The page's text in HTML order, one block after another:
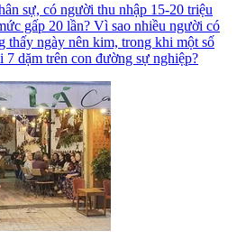
sự, có người thu nhập 15-20 triệu
gấp 20 lần? Vì sao nhiều người có
thấy ngày nên kim, trong khi một số
dặm trên con đường sự nghiệp?